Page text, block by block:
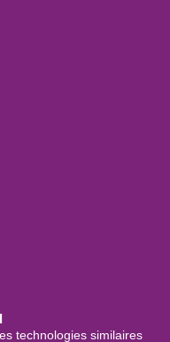
technologies similaires